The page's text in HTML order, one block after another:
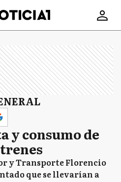
y consumo de
y Transporte Florencio
que se llevarían a